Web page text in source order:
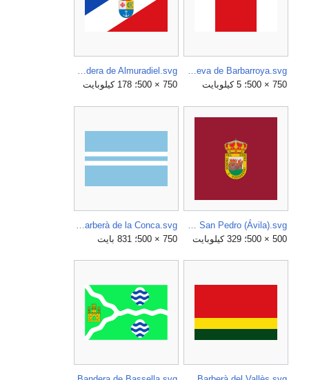
Bandera de Aldeanueva de Barbarroya.svg
750 × 500؛ 5 كيلوبايت
Bandera de Almuradiel.svg
750 × 500؛ 178 كيلوبايت
500 × 500؛ 329 كيلوبايت
750 × 500؛ 831 بايت